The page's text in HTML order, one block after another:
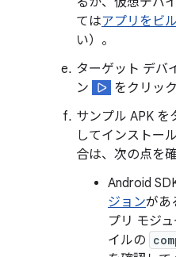
てはアプリをビ
い）。
ターゲット デバ
ン
をクリッ
サンプル APK を
してインストー
合は、次の点を
Android
ジョンがあ
プリ モジ
イルの